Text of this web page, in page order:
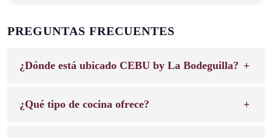
PREGUNTAS FRECUENTES
¿Dónde está ubicado CEBU by La Bodeguilla?
¿Qué tipo de cocina ofrece?